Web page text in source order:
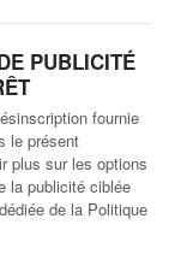
PUBLICITÉ
fournie
le présent
plus sur les options
la publicité ciblée
de la Politique